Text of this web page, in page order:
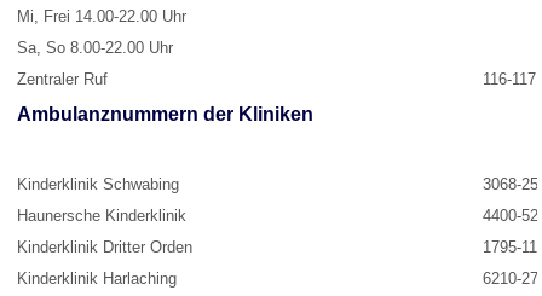
Mi, Frei 14.00-22.00 Uhr
Sa, So 8.00-22.00 Uhr
Zentraler Ruf
116-117
Ambulanznummern der Kliniken
Kinderklinik Schwabing
3068-
Haunersche Kinderklinik
4400-
Kinderklinik Dritter Orden
1795-
Kinderklinik Harlaching
6210-